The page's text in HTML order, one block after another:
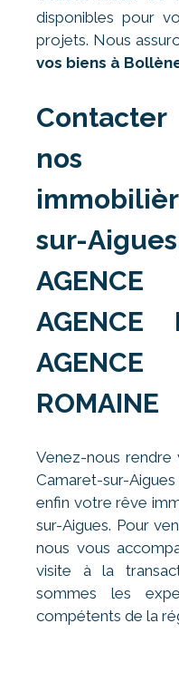
disponibles pour
projets. Nous
vos biens à
nos
sur-
AGENCE
ROMAINE
Venez-nous rendre
Camaret-sur-
enfin votre rêve
sur-Aigues. Pour
nous vous
visite à la
sommes les
compétents de la